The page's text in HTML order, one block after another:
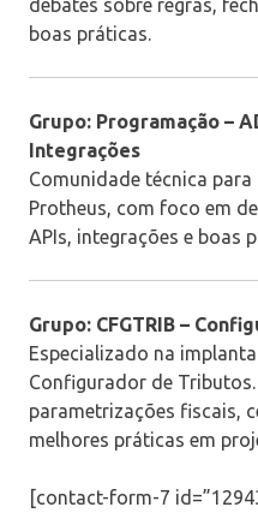
debates sobre regras,
boas práticas.
Grupo: Programação –
Integrações
Comunidade técnica
Protheus, com foco em
APIs, integrações e boas
Grupo: CFGTRIB –
Especializado na
Configurador de
parametrizações fiscais,
melhores práticas em
[contact-form-7